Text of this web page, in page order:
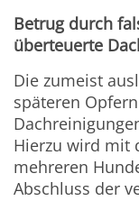
Betrug durch
überteuerte
Die zumeist
späteren
Hierzu wird mit
mehreren
Abschluss der